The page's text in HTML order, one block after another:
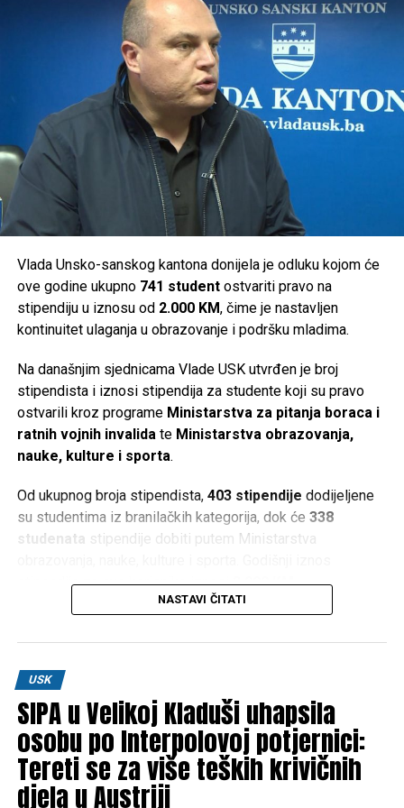
40.000 KM
Bosanska Krupa –50.000 KM
50.000 KM
Bosanski Petrovac –36.000 KM
46.000 KM
Sanski Most – 36.000 KM
Velika Kladuša – 36.000 KM
Ukupno je za podršku turističkim manifestacijama na
Share Post
Share
Tweet Share
Mail
Vlada Unsko-sanskog kantona donijela je odluku kojom će
ove godine ukupno 741 studentostvariti pravo na
stipendiju u iznosu od 2.000 KM, čime je nastavljen
kontinuitet ulaganja u obrazovanje i podršku mladima.
Na današnjim sjednicama Vlade USK utvrđen je broj
stipendista i iznosi stipendija za studente koji su pravo
ostvarili kroz programe Ministarstva za pitanja boraca i
ratnih vojnih invalidate Ministarstva obrazovanja,
nauke, kulture i sporta.
Od ukupnog broja stipendista, 403 stipendije dodijeljene
su studentima iz branilačkih kategorija, dok će 338
studenata stipendije dobiti putem Ministarstva
stipendije za sve korisnike iznosi2.000 KM.
jedno od ključnih opredjeljenja, naglašavajući da podrška
Donesene i druge značajne odluke
Pored odluke o stipendijama, Vlada Unsko-sanskog
kantona usvojila je i niz drugih važnih mjera:
NASTAVI ČITATI
USK
SIPA u Velikoj Kladuši uhapsila
osobu po Interpolovoj potjernici:
Tereti se za više teških krivičnih
djela u Austriji